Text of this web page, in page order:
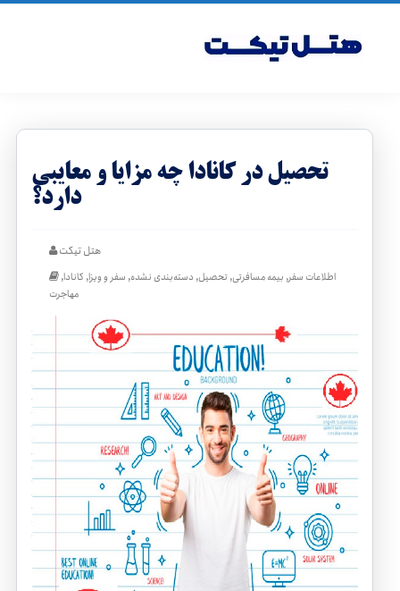
تحصیل در کانادا چه مزایا و معایبی
دارد؟
هتل تیکت
اطلاعات سفر, بیمه مسافرتی,تحصیل,دسته‌بندی نشده, سفر و ویزا, کانادا,
مهاجرت